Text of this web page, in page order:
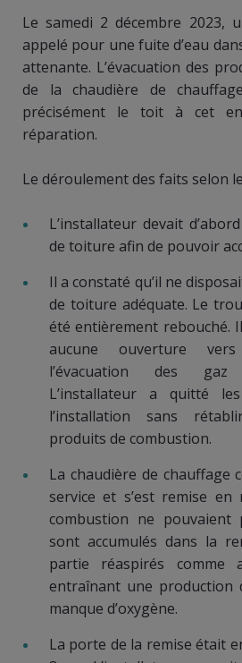
​​Le samedi 2 décembre 2023,
appelé pour une fuite d’eau
attenante. L’évacuation des
de la chaudière de
précisément le toit à cet
réparation.
​​Le déroulement des faits selon
​​L’installateur devait
de toiture afin de pouvoir
​Il a constaté qu’il ne
de toiture adéquate. Le
été entièrement rebouché.
aucune ouverture
l’évacuation des
L’installateur a quitté
l’installation sans
produits de combustion.
​La chaudière de chauffage
service et s’est remise en
combustion ne pouvaient
sont accumulés dans la
partie réaspirés comme
entraînant une production
manque d’oxygène.
​La porte de la remise était